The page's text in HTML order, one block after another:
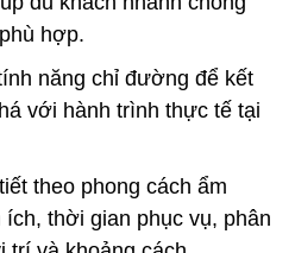
hợp.
năng chỉ đường để kết
với hành trình thực tế tại
theo phong cách ẩm
thời gian phục vụ, phân